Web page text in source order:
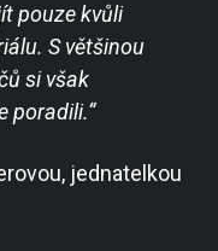
pouze kvůli
S většinou
si však
poradili.“
jednatelkou